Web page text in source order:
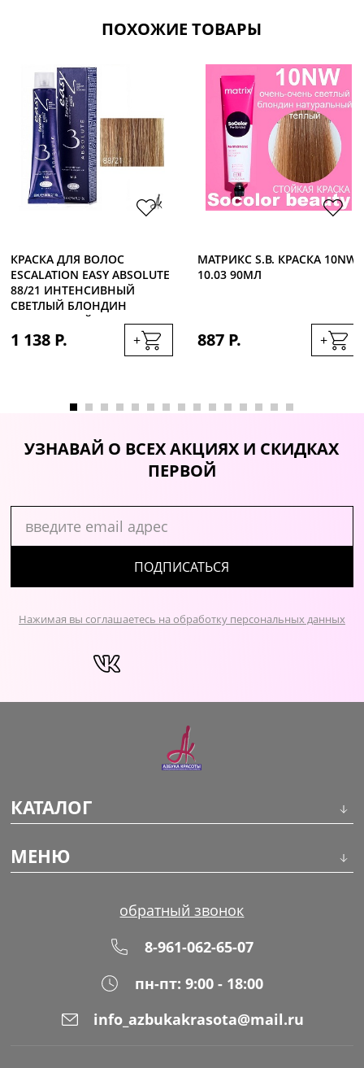
ПОХОЖИЕ ТОВАРЫ
КРАСКА ДЛЯ ВОЛОС
ESCALATION EASY ABSOLUTE
88/21 ИНТЕНСИВНЫЙ
СВЕТЛЫЙ БЛОНДИН
ПЛАТИНОВЫЙ, 60МЛ
1 138 Р. +
МАТРИКС S.B. КРАСКА 10NW
10.03 90МЛ
887 Р. +
УЗНАВАЙ О ВСЕХ АКЦИЯХ И СКИДКАХ
ПЕРВОЙ
ПОДПИСАТЬСЯ
Нажимая вы соглашаетесь на обработку персональных данных
КАТАЛОГ
Макияж
МЕНЮ
Оплата
обратный звонок
8-961-062-65-07
пн-пт: 9:00 - 18:00
info_azbukakrasota@mail.ru